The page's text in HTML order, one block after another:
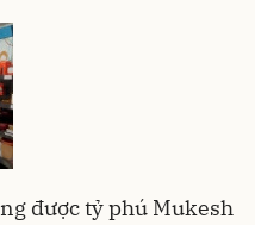
được tỷ phú Mukesh